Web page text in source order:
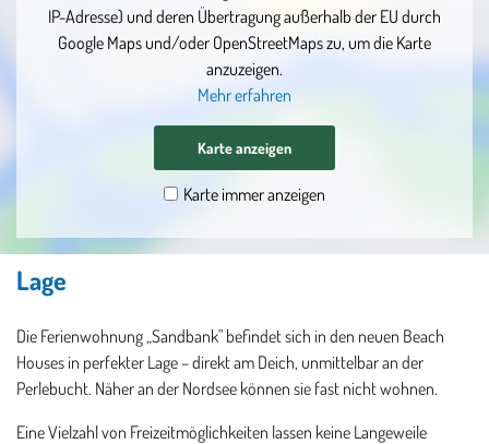
IP-Adresse) und deren Übertragung außerhalb der EU durch
Google Maps und/oder OpenStreetMaps zu, um die Karte
anzuzeigen.
Mehr erfahren
Karte anzeigen
Karte immer anzeigen
Lage
Die Ferienwohnung „Sandbank" befindet sich in den neuen Beach
Houses in perfekter Lage – direkt am Deich, unmittelbar an der
Perlebucht. Näher an der Nordsee können sie fast nicht wohnen.
Eine Vielzahl von Freizeitmöglichkeiten lassen keine Langeweile